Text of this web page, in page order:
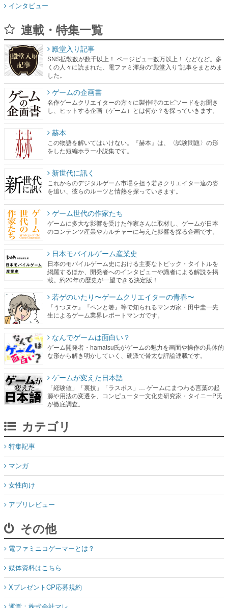
インタビュー
連載・特集一覧
殿堂入り記事
SNS拡散数が数千以上！ ページビュー数万以上！ などなど。多
くの人々に読まれた、電ファミ渾身の“殿堂入り”記事をまとめま
した。
ゲームの企画書
名作ゲームクリエイターの方々に製作時のエピソードをお聞き
し、ヒットする企画（ゲーム）とは何か？を探っていきます。
赫本
この物語を解いてはいけない。『赫本』は、〈試験問題〉の形
をした短編ホラー小説集です。
新世代に訊く
これからのデジタルゲーム市場を担う若きクリエイター達の姿
を追い、彼らのルーツと情熱を探っていきます。
ゲーム世代の作家たち
ゲームに多大な影響を受けた作家さんに取材し、ゲームが日本
のコンテンツ産業やカルチャーに与えた影響を探る企画です。
日本モバイルゲーム産業史
日本のモバイルゲーム史における主要なトピック・タイトルを
網羅するほか、開発者へのインタビューや識者による解説を掲
載。約20年の歴史が一望できる決定版！
若ゲのいたり〜ゲームクリエイターの青春〜
『うつヌケ』『ペンと箸』等で知られるマンガ家・田中圭一先
生によるゲーム業界レポートマンガです。
なんでゲームは面白い？
ゲーム開発者・hamatsu氏がゲームの魅力を画面や操作の具体的
な形から解き明かしていく、硬派で骨太な評論連載です。
ゲームが変えた日本語
「経験値」「裏技」「ラスボス」… ゲームにまつわる言葉の起
源や用法の変遷を、コンピューター文化史研究家・タイニーP氏
が徹底調査。
カテゴリ
特集記事
マンガ
女性向け
アプリレビュー
その他
電ファミニコゲーマーとは？
媒体資料はこちら
XプレゼントCP応募規約